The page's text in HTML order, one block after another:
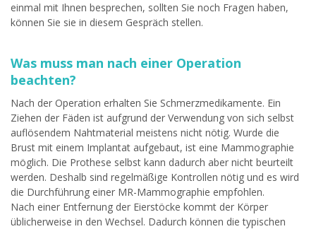
einmal mit Ihnen besprechen, sollten Sie noch Fragen haben,
können Sie sie in diesem Gespräch stellen.
Was muss man nach einer Operation
beachten?
Nach der Operation erhalten Sie Schmerzmedikamente. Ein
Ziehen der Fäden ist aufgrund der Verwendung von sich selbst
auflösendem Nahtmaterial meistens nicht nötig. Wurde die
Brust mit einem Implantat aufgebaut, ist eine Mammographie
möglich. Die Prothese selbst kann dadurch aber nicht beurteilt
werden. Deshalb sind regelmäßige Kontrollen nötig und es wird
die Durchführung einer MR-Mammographie empfohlen.
Nach einer Entfernung der Eierstöcke kommt der Körper
üblicherweise in den Wechsel. Dadurch können die typischen